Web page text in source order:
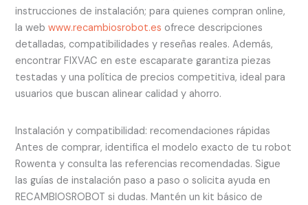
instrucciones de instalación; para quienes compran online,
la webwww.recambiosrobot.es ofrece descripciones
detalladas, compatibilidades y reseñas reales. Además,
encontrar FIXVAC en este escaparate garantiza piezas
testadas y una política de precios competitiva, ideal para
usuarios que buscan alinear calidad y ahorro.
Instalación y compatibilidad: recomendaciones rápidas
Antes de comprar, identifica el modelo exacto de tu robot
Rowenta y consulta las referencias recomendadas. Sigue
las guías de instalación paso a paso o solicita ayuda en
RECAMBIOSROBOT si dudas. Mantén un kit básico de